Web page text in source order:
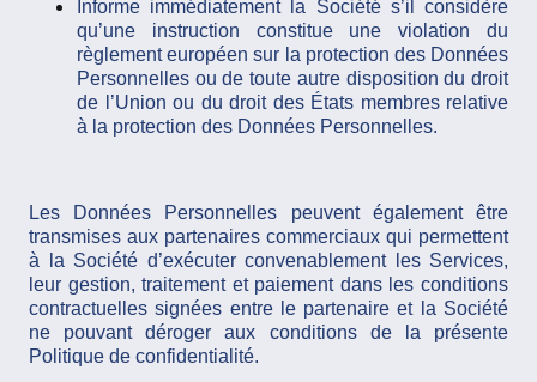
Informe immédiatement la Société s’il considère
qu’une instruction constitue une violation du
règlement européen sur la protection des Données
Personnelles ou de toute autre disposition du droit
de l’Union ou du droit des États membres relative
à la protection des Données Personnelles.
Les Données Personnelles peuvent également être
transmises aux partenaires commerciaux qui permettent
à la Société d’exécuter convenablement les Services,
leur gestion, traitement et paiement dans les conditions
contractuelles signées entre le partenaire et la Société
ne pouvant déroger aux conditions de la présente
Politique de confidentialité.